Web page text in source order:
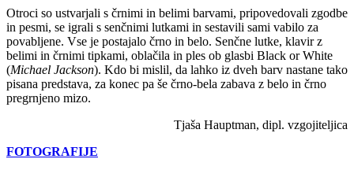
Otroci so ustvarjali s črnimi in belimi barvami, pripovedovali zgodbe
in pesmi, se igrali s senčnimi lutkami in sestavili sami vabilo za
povabljene. Vse je postajalo črno in belo. Senčne lutke, klavir z
belimi in črnimi tipkami, oblačila in ples ob glasbi Black or White
(Michael Jackson). Kdo bi mislil, da lahko iz dveh barv nastane tako
pisana predstava, za konec pa še črno-bela zabava z belo in črno
pregrnjeno mizo.
Tjaša Hauptman, dipl. vzgojiteljica
FOTOGRAFIJE